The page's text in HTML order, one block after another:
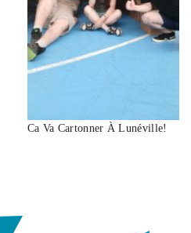
Ca Va Cartonner À Lunéville!